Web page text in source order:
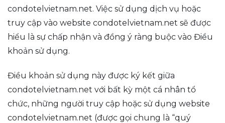
condotelvietnam.net. Việc sử dụng dịch vụ hoặc
truy cập vào website condotelvietnam.net sẽ được
hiểu là sự chấp nhận và đồng ý ràng buộc vào Điều
khoản sử dụng.
Điều khoản sử dụng này được ký kết giữa
condotelvietnam.net với bất kỳ một cá nhân tổ
chức, những người truy cập hoặc sử dụng website
condotelvietnam.net (được gọi chung là “quý